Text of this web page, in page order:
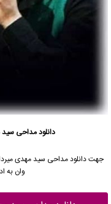
دانلود مداحی سید
جهت دانلود مداحی سید مهدی
وان به